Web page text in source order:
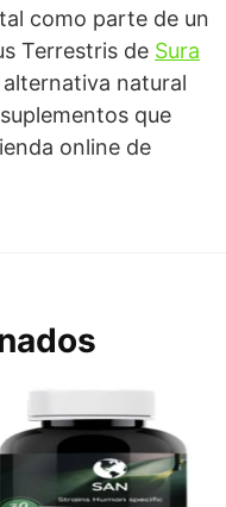
como parte de un
Terrestris de Sura
natural
que
online de